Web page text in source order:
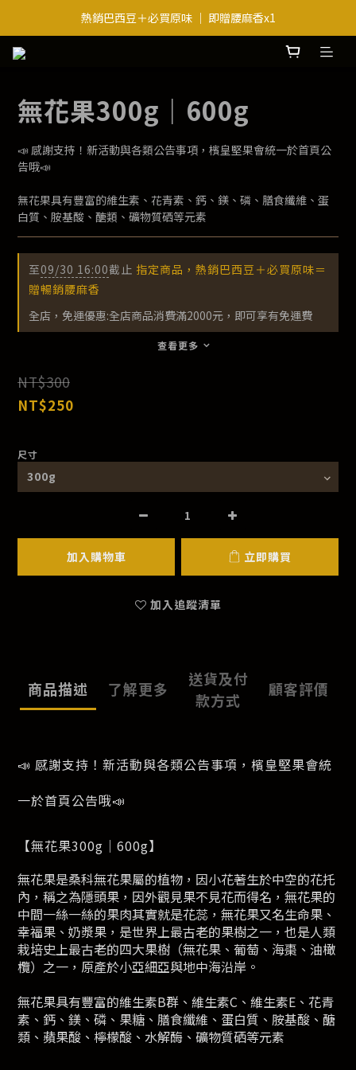
送禮・越送越划算｜滿3件最低8折起
送禮・越送越划算｜滿3件最低8折起
無花果300g｜600g
📣 感謝支持！新活動與各類公告事項，檳皇堅果會統一於首頁公
告哦📣
無花果具有豐富的維生素、花青素、鈣、鎂、磷、膳食纖維、蛋
白質、胺基酸、醣類、礦物質硒等元素
至09/30 16:00截止 指定商品，熱銷巴西豆＋必買原味＝
贈暢銷腰麻香
全店，免運優惠:全店商品消費滿2000元，即可享有免運費
查看更多
NT$300
NT$250
尺寸
加入購物車 立即購買
加入追蹤清單
商品描述 了解更多
送貨及付
款方式
顧客評價
📣 感謝支持！新活動與各類公告事項，檳皇堅果會統
一於首頁公告哦📣
【無花果300g｜600g】
無花果是桑科無花果屬的植物，因小花著生於中空的花托
內，稱之為隱頭果，因外觀見果不見花而得名，無花果的
中間一絲一絲的果肉其實就是花蕊，無花果又名生命果、
幸福果、奶漿果，是世界上最古老的果樹之一，也是人類
栽培史上最古老的四大果樹（無花果、葡萄、海棗、油橄
欖）之一，原產於小亞細亞與地中海沿岸。
無花果具有豐富的維生素B群、維生素C、維生素E、花青
素、鈣、鎂、磷、果糖、膳食纖維、蛋白質、胺基酸、醣
類、蘋果酸、檸檬酸、水解酶、礦物質硒等元素